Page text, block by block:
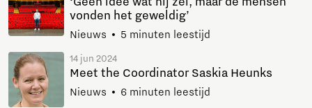
vonden het geweldig’
Nieuws 5 minuten leestijd
14 jun 2024
Meet the Coordinator Saskia Heunks
Nieuws 6 minuten leestijd